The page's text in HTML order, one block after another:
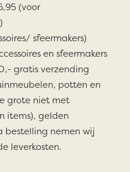
(voor
sfeermakers)
en sfeermakers
gratis verzending
potten en
grote niet met
items), gelden
bestelling nemen wij
leverkosten.